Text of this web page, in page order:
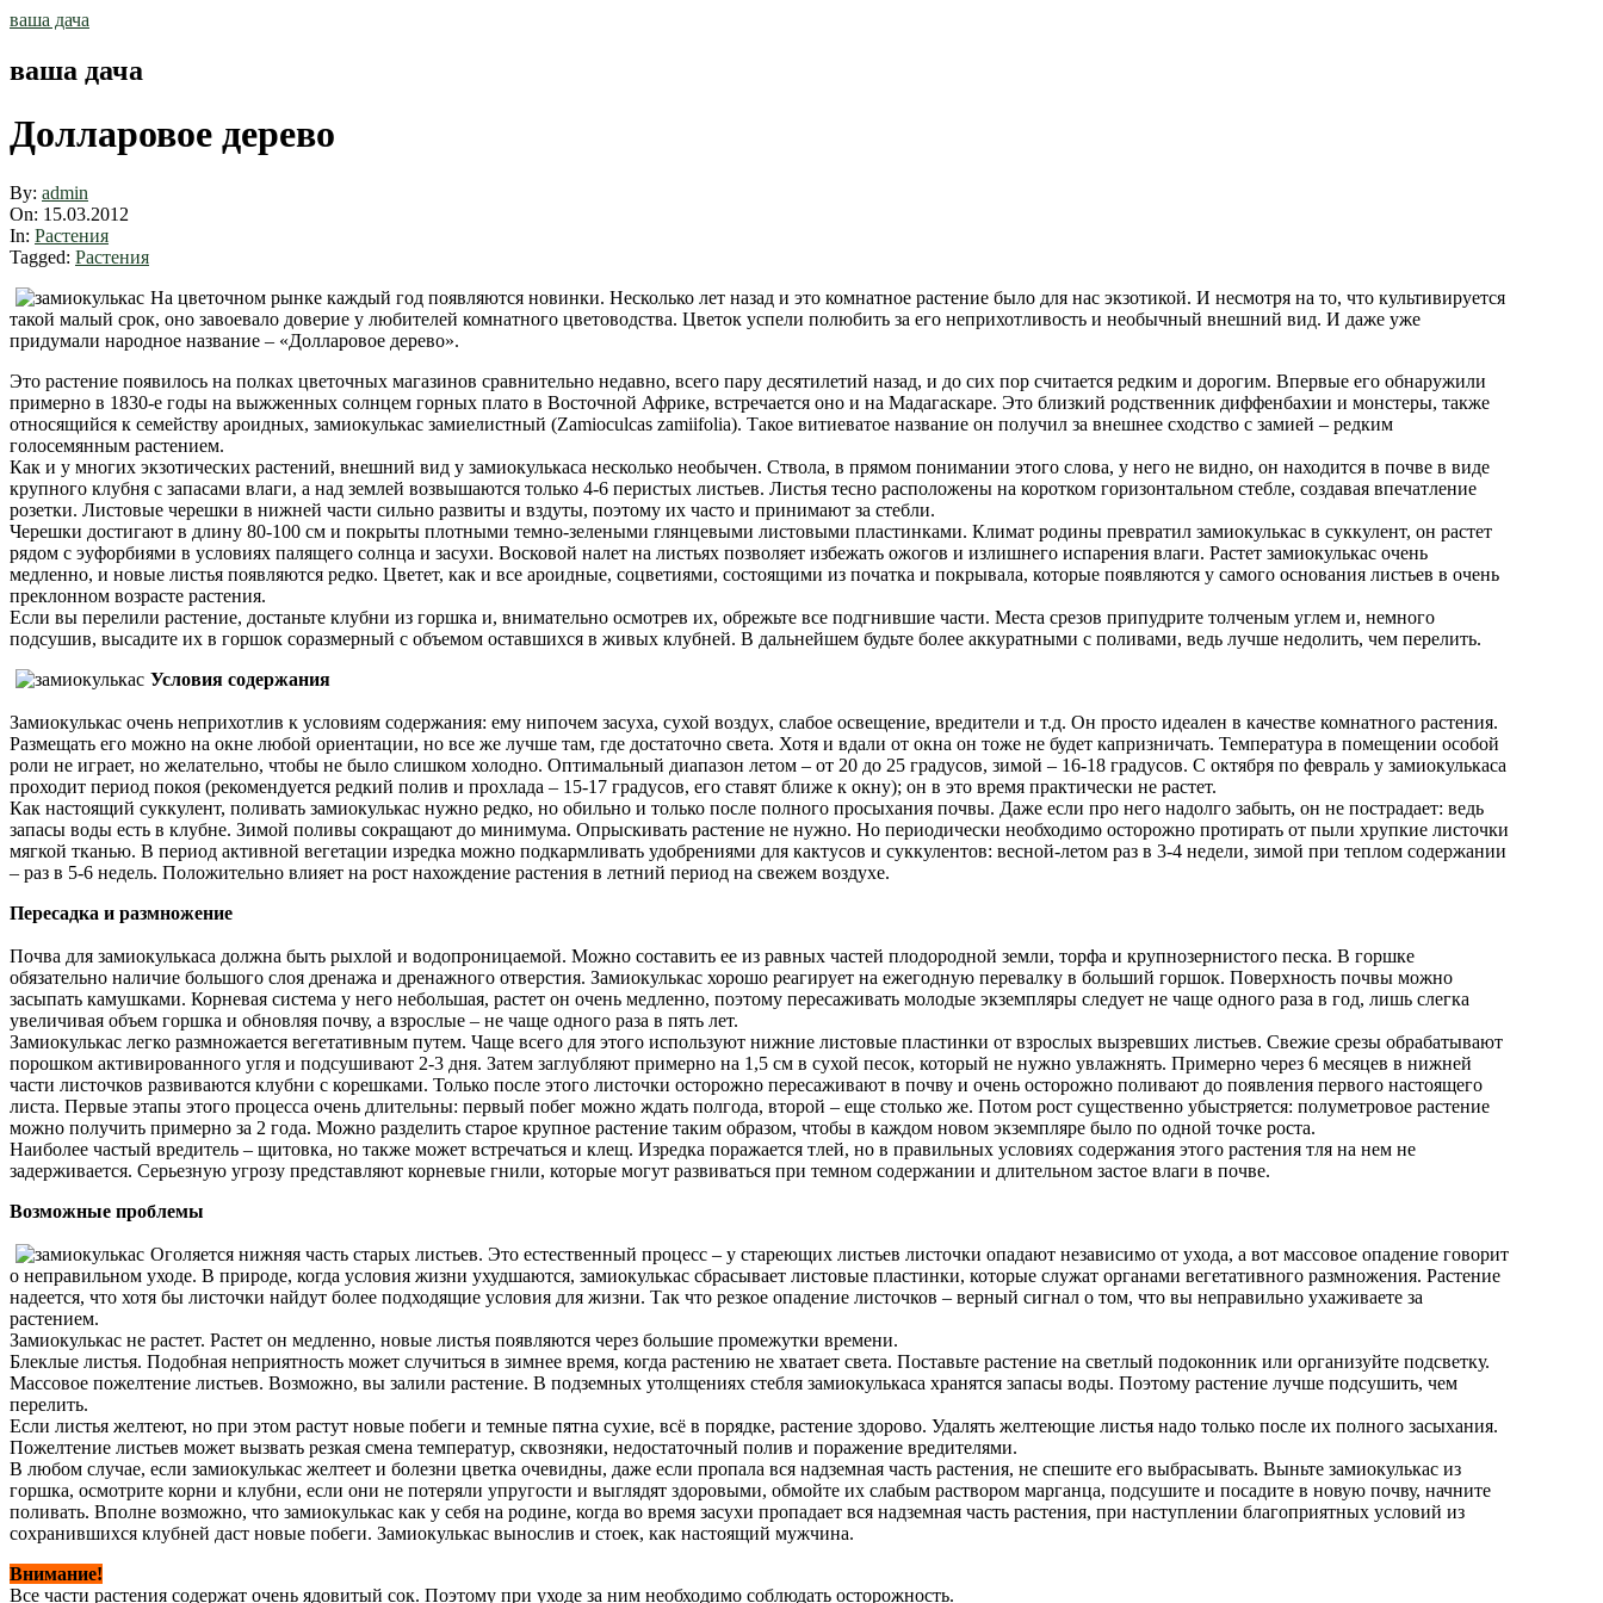
Skip
ваша дача
ваша дача
Долларовое дерево
By: admin
On: 15.03.2012
In: Растения
Tagged: Растения
На цветочном рынке каждый год появляются новинки. Несколько лет назад и это комнатное растение было для нас экзотикой. И несмотря на то, что культивируется
такой малый срок, оно завоевало доверие у любителей комнатного цветоводства. Цветок успели полюбить за его неприхотливость и необычный внешний вид. И даже уже
придумали народное название – «Долларовое дерево».
Это растение появилось на полках цветочных магазинов сравнительно недавно, всего пару десятилетий назад, и до сих пор считается редким и дорогим. Впервые его обнаружили
примерно в 1830-е годы на выжженных солнцем горных плато в Восточной Африке, встречается оно и на Мадагаскаре. Это близкий родственник диффенбахии и монстеры, также
относящийся к семейству ароидных, замиокулькас замиелистный (Zamioculcas zamiifolia). Такое витиеватое название он получил за внешнее сходство с замией – редким
голосемянным растением.
Как и у многих экзотических растений, внешний вид у замиокулькаса несколько необычен. Ствола, в прямом понимании этого слова, у него не видно, он находится в почве в виде
крупного клубня с запасами влаги, а над землей возвышаются только 4-6 перистых листьев. Листья тесно расположены на коротком горизонтальном стебле, создавая впечатление
розетки. Листовые черешки в нижней части сильно развиты и вздуты, поэтому их часто и принимают за стебли.
Черешки достигают в длину 80-100 см и покрыты плотными темно-зелеными глянцевыми листовыми пластинками. Климат родины превратил замиокулькас в суккулент, он растет
рядом с эуфорбиями в условиях палящего солнца и засухи. Восковой налет на листьях позволяет избежать ожогов и излишнего испарения влаги. Растет замиокулькас очень
медленно, и новые листья появляются редко. Цветет, как и все ароидные, соцветиями, состоящими из початка и покрывала, которые появляются у самого основания листьев в очень
преклонном возрасте растения.
Если вы перелили растение, достаньте клубни из горшка и, внимательно осмотрев их, обрежьте все подгнившие части. Места срезов припудрите толченым углем и, немного
подсушив, высадите их в горшок соразмерный с объемом оставшихся в живых клубней. В дальнейшем будьте более аккуратными с поливами, ведь лучше недолить, чем перелить.
Условия содержания
Замиокулькас очень неприхотлив к условиям содержания: ему нипочем засуха, сухой воздух, слабое освещение, вредители и т.д. Он просто идеален в качестве комнатного растения.
Размещать его можно на окне любой ориентации, но все же лучше там, где достаточно света. Хотя и вдали от окна он тоже не будет капризничать. Температура в помещении особой
роли не играет, но желательно, чтобы не было слишком холодно. Оптимальный диапазон летом – от 20 до 25 градусов, зимой – 16-18 градусов. С октября по февраль у замиокулькаса
проходит период покоя (рекомендуется редкий полив и прохлада – 15-17 градусов, его ставят ближе к окну); он в это время практически не растет.
Как настоящий суккулент, поливать замиокулькас нужно редко, но обильно и только после полного просыхания почвы. Даже если про него надолго забыть, он не пострадает: ведь
запасы воды есть в клубне. Зимой поливы сокращают до минимума. Опрыскивать растение не нужно. Но периодически необходимо осторожно протирать от пыли хрупкие листочки
мягкой тканью. В период активной вегетации изредка можно подкармливать удобрениями для кактусов и суккулентов: весной-летом раз в 3-4 недели, зимой при теплом содержании
– раз в 5-6 недель. Положительно влияет на рост нахождение растения в летний период на свежем воздухе.
Пересадка и размножение
Почва для замиокулькаса должна быть рыхлой и водопроницаемой. Можно составить ее из равных частей плодородной земли, торфа и крупнозернистого песка. В горшке
обязательно наличие большого слоя дренажа и дренажного отверстия. Замиокулькас хорошо реагирует на ежегодную перевалку в больший горшок. Поверхность почвы можно
засыпать камушками. Корневая система у него небольшая, растет он очень медленно, поэтому пересаживать молодые экземпляры следует не чаще одного раза в год, лишь слегка
увеличивая объем горшка и обновляя почву, а взрослые – не чаще одного раза в пять лет.
Замиокулькас легко размножается вегетативным путем. Чаще всего для этого используют нижние листовые пластинки от взрослых вызревших листьев. Свежие срезы обрабатывают
порошком активированного угля и подсушивают 2-3 дня. Затем заглубляют примерно на 1,5 см в сухой песок, который не нужно увлажнять. Примерно через 6 месяцев в нижней
части листочков развиваются клубни с корешками. Только после этого листочки осторожно пересаживают в почву и очень осторожно поливают до появления первого настоящего
листа. Первые этапы этого процесса очень длительны: первый побег можно ждать полгода, второй – еще столько же. Потом рост существенно убыстряется: полуметровое растение
можно получить примерно за 2 года. Можно разделить старое крупное растение таким образом, чтобы в каждом новом экземпляре было по одной точке роста.
Наиболее частый вредитель – щитовка, но также может встречаться и клещ. Изредка поражается тлей, но в правильных условиях содержания этого растения тля на нем не
задерживается. Серьезную угрозу представляют корневые гнили, которые могут развиваться при темном содержании и длительном застое влаги в почве.
Возможные проблемы
Оголяется нижняя часть старых листьев. Это естественный процесс – у стареющих листьев листочки опадают независимо от ухода, а вот массовое опадение говорит
о неправильном уходе. В природе, когда условия жизни ухудшаются, замиокулькас сбрасывает листовые пластинки, которые служат органами вегетативного размножения. Растение
надеется, что хотя бы листочки найдут более подходящие условия для жизни. Так что резкое опадение листочков – верный сигнал о том, что вы неправильно ухаживаете за
растением.
Замиокулькас не растет. Растет он медленно, новые листья появляются через большие промежутки времени.
Блеклые листья. Подобная неприятность может случиться в зимнее время, когда растению не хватает света. Поставьте растение на светлый подоконник или организуйте подсветку.
Массовое пожелтение листьев. Возможно, вы залили растение. В подземных утолщениях стебля замиокулькаса хранятся запасы воды. Поэтому растение лучше подсушить, чем
перелить.
Если листья желтеют, но при этом растут новые побеги и темные пятна сухие, всё в порядке, растение здорово. Удалять желтеющие листья надо только после их полного засыхания.
Пожелтение листьев может вызвать резкая смена температур, сквозняки, недостаточный полив и поражение вредителями.
В любом случае, если замиокулькас желтеет и болезни цветка очевидны, даже если пропала вся надземная часть растения, не спешите его выбрасывать. Выньте замиокулькас из
горшка, осмотрите корни и клубни, если они не потеряли упругости и выглядят здоровыми, обмойте их слабым раствором марганца, подсушите и посадите в новую почву, начните
поливать. Вполне возможно, что замиокулькас как у себя на родине, когда во время засухи пропадает вся надземная часть растения, при наступлении благоприятных условий из
сохранившихся клубней даст новые побеги. Замиокулькас вынослив и стоек, как настоящий мужчина.
Внимание!
Все части растения содержат очень ядовитый сок. Поэтому при уходе за ним необходимо соблюдать осторожность.